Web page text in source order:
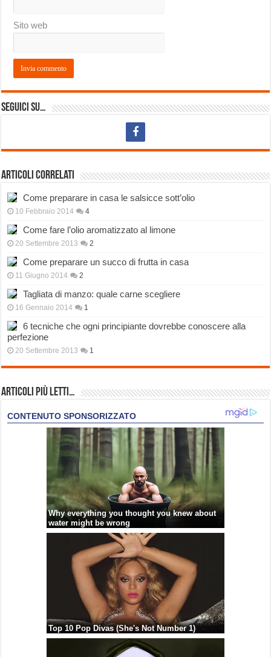
Sito web
Seguici su…
Articoli correlati
Come preparare in casa le salsicce sott’olio
10 Febbraio 2014 4
Come fare l’olio aromatizzato al limone
20 Settembre 2013 2
Come preparare un succo di frutta in casa
11 Giugno 2014 2
Tagliata di manzo: quale carne scegliere
16 Gennaio 2014 1
6 tecniche che ogni principiante dovrebbe conoscere alla
perfezione
20 Settembre 2013 1
Articoli più Letti…